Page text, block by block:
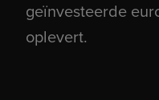
geïnvesteerde
oplevert.